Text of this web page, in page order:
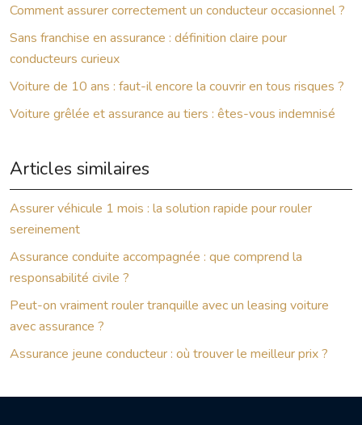
Comment assurer correctement un conducteur occasionnel ?
Sans franchise en assurance : définition claire pour
conducteurs curieux
Voiture de 10 ans : faut-il encore la couvrir en tous risques ?
Voiture grêlée et assurance au tiers : êtes-vous indemnisé
Articles similaires
Assurer véhicule 1 mois : la solution rapide pour rouler
sereinement
Assurance conduite accompagnée : que comprend la
responsabilité civile ?
Peut-on vraiment rouler tranquille avec un leasing voiture
avec assurance ?
Assurance jeune conducteur : où trouver le meilleur prix ?